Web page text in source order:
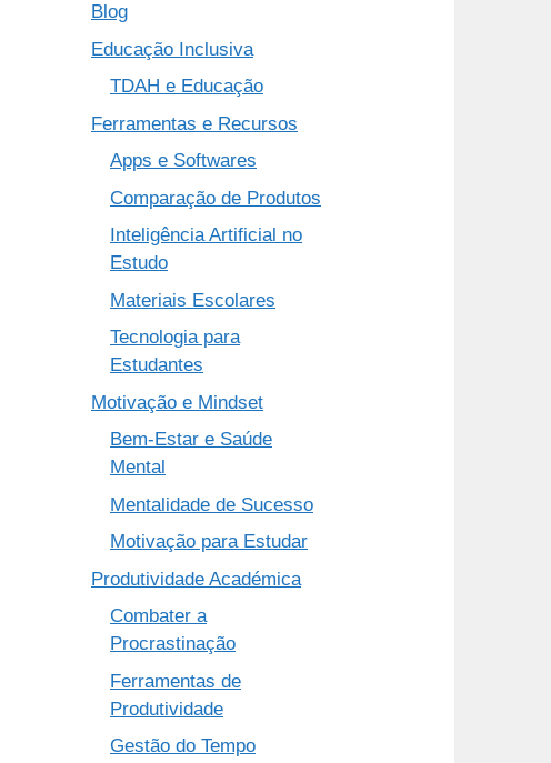
Blog
Educação Inclusiva
TDAH e Educação
Ferramentas e Recursos
Apps e Softwares
Comparação de Produtos
Inteligência Artificial no
Estudo
Materiais Escolares
Tecnologia para
Estudantes
Motivação e Mindset
Bem-Estar e Saúde
Mental
Mentalidade de Sucesso
Motivação para Estudar
Produtividade Académica
Combater a
Procrastinação
Ferramentas de
Produtividade
Gestão do Tempo